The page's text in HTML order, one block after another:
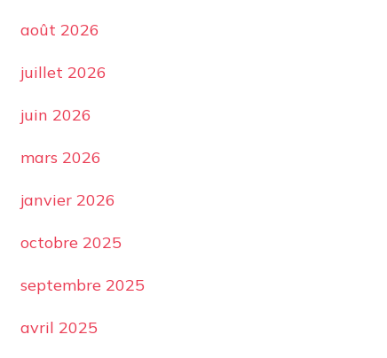
août 2026
juillet 2026
juin 2026
mars 2026
janvier 2026
octobre 2025
septembre 2025
avril 2025